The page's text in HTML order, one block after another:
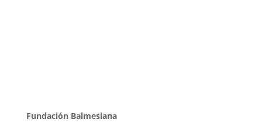
Fundación Balmesiana